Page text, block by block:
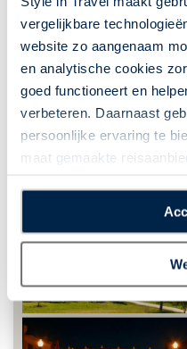
vergelijkbare
website zo aangenaam
en analytische cookies
goed functioneert en
verbeteren. Daarnaast
persoonlijke ervaring te
maat gemaakte
plaatsen van alle
technologieën, waarmee
worden verzameld. Indien
plaatsen wij enkel
sprake zijn van